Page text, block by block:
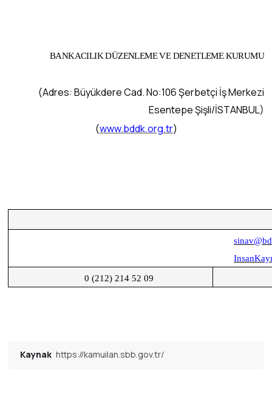
BANKACILIK DÜZENLEME VE DENETLEME KURUMU
(Adres: Büyükdere Cad. No:106 Şerbetçi İş Merkezi
Esentepe Şişli/İSTANBUL)
(www.bddk.org.tr)
0 (212) 214 52 09
Kaynak https://kamuilan.sbb.gov.tr/